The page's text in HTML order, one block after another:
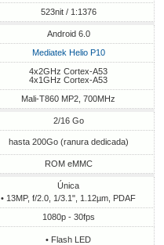
523nit / 1:1376
Android 6.0
Mediatek Helio P10
4x2GHz Cortex-A53
4x1GHz Cortex-A53
Mali-T860 MP2, 700MHz
2/16 Go
hasta 200Go (ranura dedicada)
ROM eMMC
Única
• 13MP, f/2.0, 1/3.1", 1.12µm, PDAF
1080p - 30fps
• Flash LED